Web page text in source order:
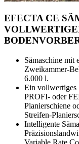
EFECTA CE
Sämaschine mit
Zweikammer-
6.000 l.
Ein vollwertiges
PROFI- oder
Planierschiene
Streifen-
Intelligente
Variable Rate